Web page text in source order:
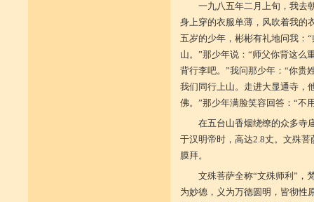
一九八五年二月上旬，我去
身上穿的衣服单薄，风吹着我的
五岁的少年，彬彬有礼地问我：
山。”那少年说：“师父你背这么
背行李吧。”我问那少年：“你贵
我们同行上山。走进大显通寺，
佛。”那少年满脸笑容回答：“不
在五台山香烟绕缭的众多寺
于汉明帝时，高达2.8丈。文殊
膜拜。
文殊菩萨全称“文殊师利”，
为妙德，义为万德圆明，皆彻性